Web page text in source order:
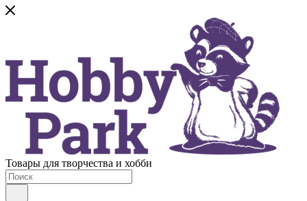
Товары для творчества и хобби